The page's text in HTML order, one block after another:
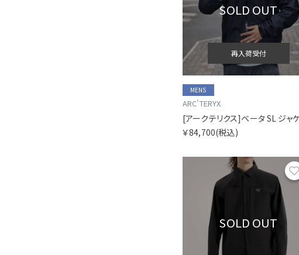
SOLD OUT
再入荷受付
MENS
ARC'TERYX
￥84,700(税込)
SOLD OUT